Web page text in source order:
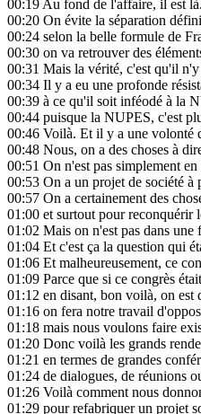
00:19Au fond de l'affaire, il est là.
00:20 On évite la séparation
00:24 selon la belle formule de
00:30 on va retrouver des
00:31 Mais la vérité, c'est qu'il
00:34 Il y a eu une profonde
00:39 à ce qu'il soit inféodé à la
00:44 puisque la NUPES, c'est
00:46 Voilà. Et il y a une volonté
00:48 Nous, on a des choses à
00:51 On n'est pas simplement
00:53 On a un projet de société à
00:57 On a certainement des
01:00 et surtout pour reconquérir
01:02 Mais on n'est pas dans une
01:04 Et c'est ça la question qui
01:06 Et malheureusement, ce
01:09 Parce que si ce congrès
01:12 en disant, bon voilà, on est
01:16 on fera notre travail
01:18 mais nous voulons faire
01:20 Donc voilà les grands
01:21 en termes de grandes
01:24 de dialogues, de réunions
01:26 Voilà comment nous
01:29 pour refabriquer un projet